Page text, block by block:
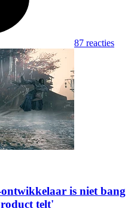
87 reacties
is niet bang
telt'